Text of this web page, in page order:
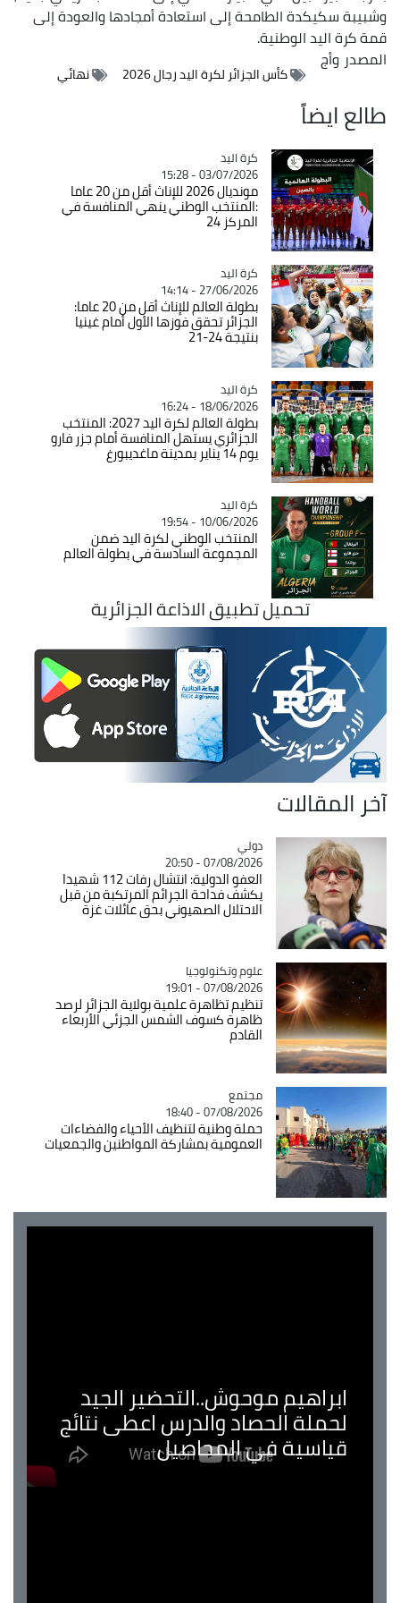
وشبيبة سكيكدة الطامحة إلى استعادة أمجادها والعودة إلى
قمة كرة اليد الوطنية.
المصدروأج
كأس الجزائر لكرة اليد رجال 2026 نهائي
طالع ايضاً
Catégorie
كرة اليد
03/07/2026 - 15:28
مونديال 2026 للإناث أقل من 20 عاما
:المنتخب الوطني ينهي المنافسة في
المركز 24
Catégorie
كرة اليد
27/06/2026 - 14:14
بطولة العالم للإناث أقل من 20 عاما:
الجزائر تحقق فوزها الأول أمام غينيا
بنتيجة 24-21
Catégorie
كرة اليد
18/06/2026 - 16:24
بطولة العالم لكرة اليد 2027: المنتخب
الجزائري يستهل المنافسة أمام جزر فارو
يوم 14 يناير بمدينة ماغديبورغ
Catégorie
كرة اليد
10/06/2026 - 19:54
المنتخب الوطني لكرة اليد ضمن
المجموعة السادسة في بطولة العالم
تحميل تطبيق الاذاعة الجزائرية
آخر المقالات
Catégorie
دولي
07/08/2026 - 20:50
العفو الدولية: انتشال رفات 112 شهيدا
يكشف فداحة الجرائم المرتكبة من قبل
الاحتلال الصهيوني بحق عائلات غزة
Catégorie
علوم وتكنولوجيا
07/08/2026 - 19:01
تنظيم تظاهرة علمية بولاية الجزائر لرصد
ظاهرة كسوف الشمس الجزئي الأربعاء
القادم
Catégorie
مجتمع
07/08/2026 - 18:40
حملة وطنية لتنظيف الأحياء والفضاءات
العمومية بمشاركة المواطنين والجمعيات
ابراهيم موحوش..التحضير الجيد
لحملة الحصاد والدرس اعطى نتائج
قياسية في المحاصيل